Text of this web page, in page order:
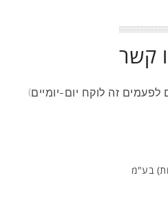
קשר
זה לוקח יום-יומיים)
בע"מ